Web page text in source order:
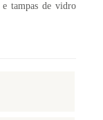
tampas de vidro